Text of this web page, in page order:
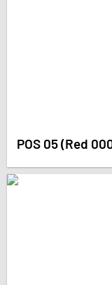
POS 05 (Red